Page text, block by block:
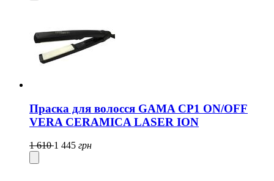
Праска для волосся GAMA CP1 ON/OFF
VERA CERAMICA LASER ION
1 6101 445 грн